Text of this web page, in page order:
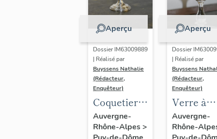
Aperçu
Dossier IM63009889
| Réalisé par
Buyssens Nathalie
(Rédacteur,
Enquêteur)
Coquetier
n° 3
Auvergne-
Rhône-Alpes>
Aperçu
Dossier
| Réalisé par
Buyssens
(Rédacteur,
Enquêteur)
Verre à
liqueur
Auvergne-
Rhône-